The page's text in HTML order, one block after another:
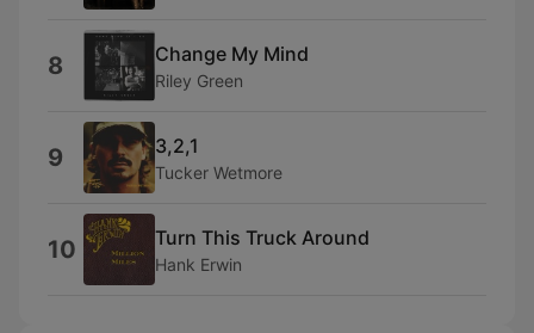
8 Change My Mind
Riley Green
9 3,2,1
Tucker Wetmore
10 Turn This Truck Around
Hank Erwin